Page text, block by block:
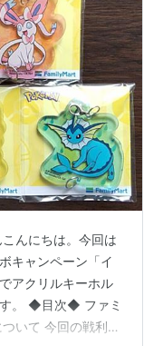
んにちは。今回は
キャンペーン「イ
アクリルキーホル
す。 ◆目次◆ ファミ
いて 今回の戦利品